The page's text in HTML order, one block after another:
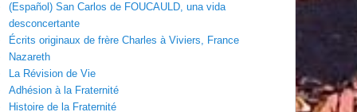
(Español) San Carlos de FOUCAULD, una vida
desconcertante
Écrits originaux de frère Charles à Viviers, France
Nazareth
La Révision de Vie
Adhésion à la Fraternité
Histoire de la Fraternité